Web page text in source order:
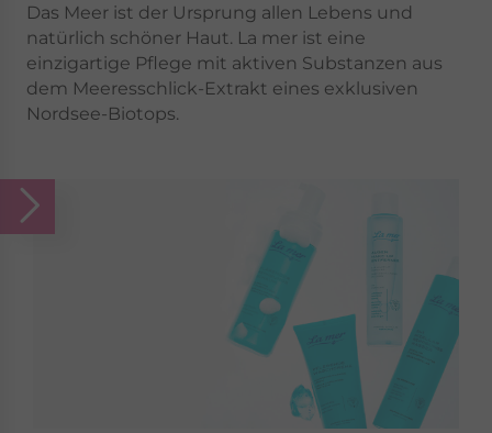
Das Meer ist der Ursprung allen Lebens und
natürlich schöner Haut. La mer ist eine
einzigartige Pflege mit aktiven Substanzen aus
dem Meeresschlick-Extrakt eines exklusiven
Nordsee-Biotops.